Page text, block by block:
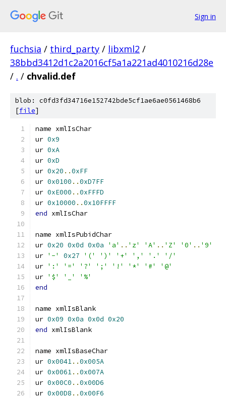
Sign in
fuchsia / third_party / libxml2 /
38bbd3412d1c2a2016cf5a1a221ad4010216d28e
/ . / chvalid.def
blob: c0fd3fd34716e152742bde5cf1ae6ae0561468b6
[file]
name xmlIsChar
ur 0x9
ur 0xA
ur 0xD
ur 0x20 ..0xFF
ur 0x0100 ..0xD7FF
ur 0xE000 ..0xFFFD
ur 0x10000 ..0x10FFFF
end xmlIsChar
name xmlIsPubidChar
ur 0x20 0x0d 0x0a 'a' .. 'z' 'A' .. 'Z' '0' .. '9'
ur '-' 0x27 '(' ')' '+' ',' '.'
'/'
ur ':' '=' '?' ';' '!' '*' '#'
'@'
ur '$' '_'
'%'
end
name xmlIsBlank
ur 0x09 0x0a 0x0d 0x20
end xmlIsBlank
name xmlIsBaseChar
ur 0x0041..0x005A
ur 0x0061..0x007A
ur 0x00C0 ..0x00D6
ur 0x00D8 ..0x00F6